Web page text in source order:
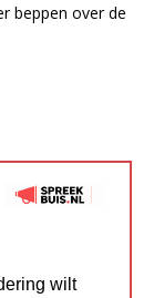
beppen over de
wilt